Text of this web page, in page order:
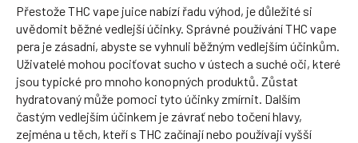
Přestože THC vape juice nabízí řadu výhod, je důležité si
uvědomit běžné vedlejší účinky. Správné používání THC vape
pera je zásadní, abyste se vyhnuli běžným vedlejším účinkům.
Uživatelé mohou pociťovat sucho v ústech a suché oči, které
jsou typické pro mnoho konopných produktů. Zůstat
hydratovaný může pomoci tyto účinky zmírnit. Dalším
častým vedlejším účinkem je závrať nebo točení hlavy,
zejména u těch, kteří s THC začínají nebo používají vyšší